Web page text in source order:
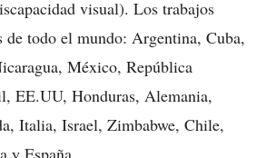
visual). Los trabajos
de todo el mundo: Argentina, Cuba,
México, República
EE.UU, Honduras, Alemania,
Italia, Israel, Zimbabwe, Chile,